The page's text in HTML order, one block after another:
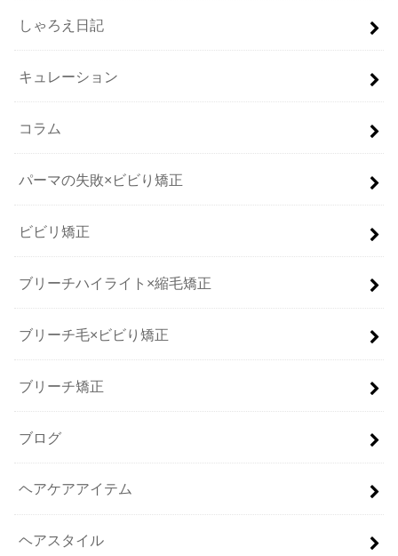
しゃろえ日記
キュレーション
コラム
パーマの失敗×ビビり矯正
ビビリ矯正
ブリーチハイライト×縮毛矯正
ブリーチ毛×ビビり矯正
ブリーチ矯正
ブログ
ヘアケアアイテム
ヘアスタイル